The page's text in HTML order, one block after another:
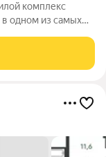
комплекс
в одном из самых
и нетронутую